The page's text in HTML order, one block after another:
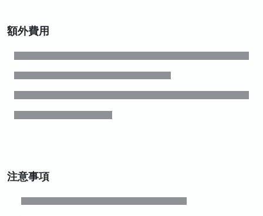
額外費用
注意事項